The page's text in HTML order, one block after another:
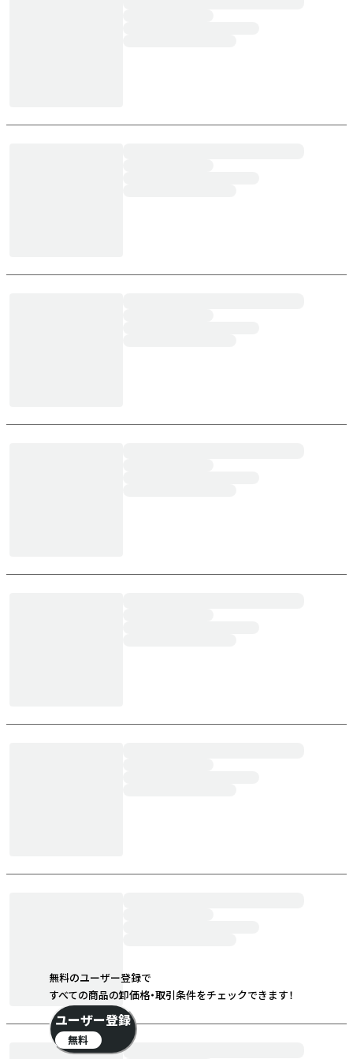
無料のユーザー登録で
すべての商品の卸価格・取引条件をチェックできます！
ユーザー登録
無料